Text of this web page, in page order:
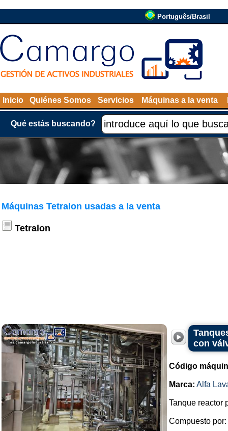
Português/Brasil
Inicio Quiénes Somos Servicios Máquinas a la venta
Qué estás buscando?
Máquinas Tetralon usadas a la venta
Tetralon
con
Código
Marca: Alfa
Tanque reactor
Compuesto por: